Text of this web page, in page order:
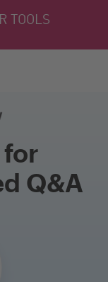
TOOLS
Q&A